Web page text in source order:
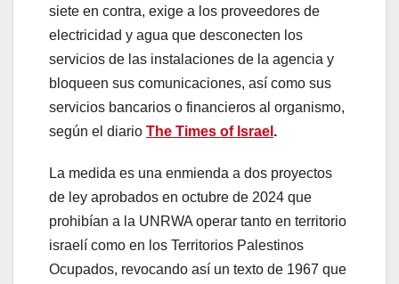
siete en contra, exige a los proveedores de
electricidad y agua que desconecten los
servicios de las instalaciones de la agencia y
bloqueen sus comunicaciones, así como sus
servicios bancarios o financieros al organismo,
según el diario The Times of Israel .
La medida es una enmienda a dos proyectos
de ley aprobados en octubre de 2024 que
prohibían a la UNRWA operar tanto en territorio
israelí como en los Territorios Palestinos
Ocupados, revocando así un texto de 1967 que